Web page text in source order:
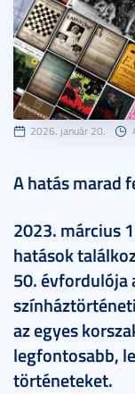
2026. január 20.
A hatás marad
2023. március
hatások
50. évfordulója
az egyes
legfontosabb,
történeteket.